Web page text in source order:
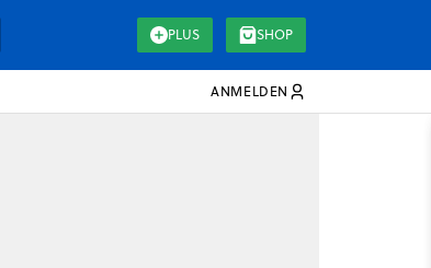
PLUS SHOP
ANMELDEN